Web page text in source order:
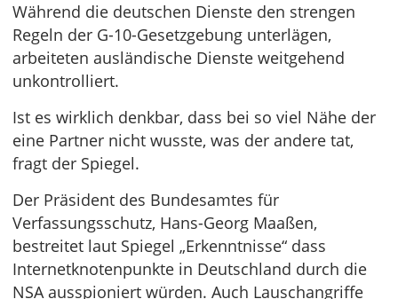
Während die deutschen Dienste den strengen
Regeln der G-10-Gesetzgebung unterlägen,
arbeiteten ausländische Dienste weitgehend
unkontrolliert.
Ist es wirklich denkbar, dass bei so viel Nähe der
eine Partner nicht wusste, was der andere tat,
fragt der Spiegel.
Der Präsident des Bundesamtes für
Verfassungsschutz, Hans-Georg Maaßen,
bestreitet laut Spiegel „Erkenntnisse“ dass
Internetknotenpunkte in Deutschland durch die
NSA ausspioniert würden. Auch Lauschangriffe